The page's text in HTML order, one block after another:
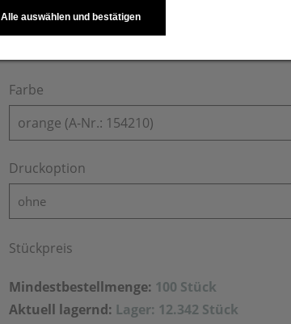
Farbe
orange (A-Nr.: 154210)
Druckoption
ohne
Stückpreis
Mindestbestellmenge: 100 Stück
Aktuell lagernd: Lager: 12.342 Stück
Alle auswählen und bestätigen